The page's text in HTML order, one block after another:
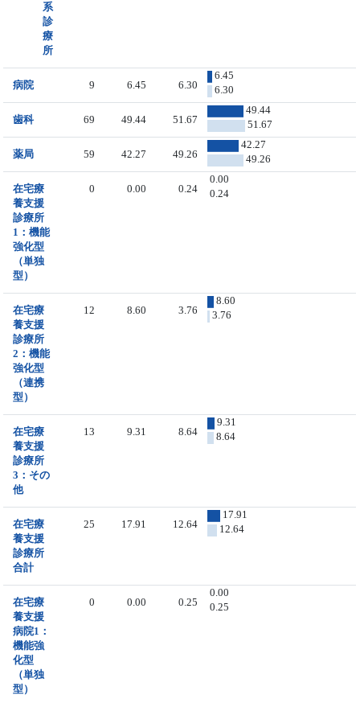
系
診
療
所
病院 9 6.45 6.30
6.45
6.30
歯科 69 49.44 51.67
49.44
51.67
薬局 59 42.27 49.26
42.27
49.26
在宅療
養支援
診療所
1：機能
強化型
（単独
型）
0 0.00 0.24
0.00
0.24
在宅療
養支援
診療所
2：機能
強化型
（連携
型）
12 8.60 3.76
8.60
3.76
在宅療
養支援
診療所
3：その
他
13 9.31 8.64
9.31
8.64
在宅療
養支援
診療所
合計
25 17.91 12.64
17.91
12.64
在宅療
養支援
病院1：
機能強
化型
（単独
型）
0 0.00 0.25
0.00
0.25